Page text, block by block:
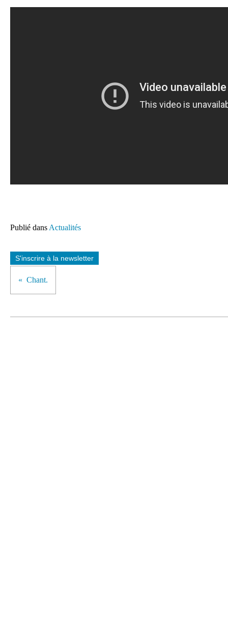
Publié dans Actualités
S'inscrire à la newsletter
Chant.